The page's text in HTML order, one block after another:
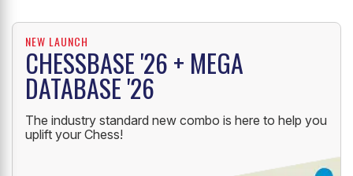
NEW LAUNCH
CHESSBASE '26 + MEGA
DATABASE '26
The industry standard new combo is here to help you
uplift your Chess!